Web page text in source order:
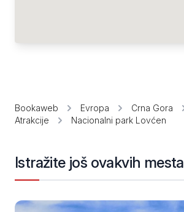
Bookaweb Evropa Crna Gora
Atrakcije
Nacionalni park Lovćen
Istražite još ovakvih mesta